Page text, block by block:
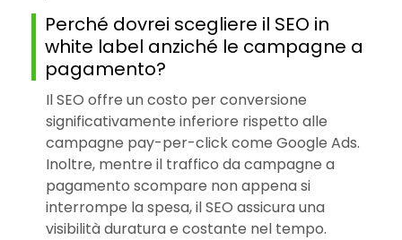
Perché dovrei scegliere il SEO in
white label anziché le campagne a
pagamento?
Il SEO offre un costo per conversione
significativamente inferiore rispetto alle
campagne pay-per-click come Google Ads.
Inoltre, mentre il traffico da campagne a
pagamento scompare non appena si
interrompe la spesa, il SEO assicura una
visibilità duratura e costante nel tempo.